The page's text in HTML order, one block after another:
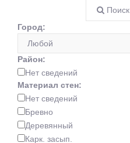
Поиск
Город:
Район:
Нет сведений
Материал стен:
Нет сведений
Бревно
Деревянный
Карк. засып.